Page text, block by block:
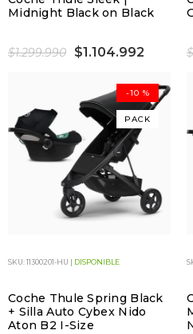
Midnight Black on Black
$1.299.990 $1.104.992
SKU: 11300201-HU | DISPONIBLE
Coche Thule Spring Black
+ Silla Auto Cybex Nido
Aton B2 I-Size
-10 %
PACK